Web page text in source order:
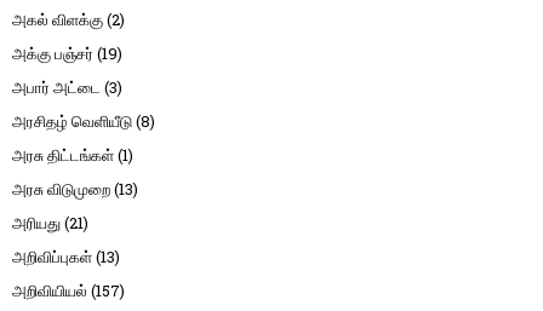
அகல் விளக்கு(2)
அக்கு பஞ்சர் (19)
அபார் அட்டை (3)
அரசிதழ் வெளியீடு(8)
அரசு திட்டங்கள்(1)
அரசு விடுமுறை(13)
அரியது(21)
அறிவிப்புகள்(13)
அறிவியியல் (157)